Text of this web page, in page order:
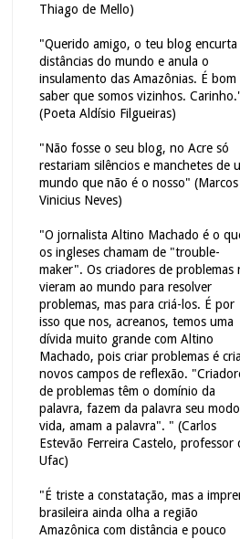
Thiago de Mello)
"Querido amigo, o teu blog encurta
distâncias do mundo e anula o
insulamento das Amazônias. É bom
saber que somos vizinhos.
(Poeta Aldísio Filgueiras)
"Não fosse o seu blog, no Acre só
restariam silêncios e manchetes de
mundo que não é o nosso" (Marcos
Vinicius Neves)
"O jornalista Altino Machado é o
os ingleses chamam de "trouble-
maker". Os criadores de problemas
vieram ao mundo para resolver
problemas, mas para criá-los. É por
isso que nos, acreanos, temos uma
dívida muito grande com Altino
Machado, pois criar problemas é
novos campos de reflexão.
de problemas têm o domínio da
palavra, fazem da palavra seu
vida, amam a palavra". " (Carlos
Estevão Ferreira Castelo, professor
Ufac)
"É triste a constatação, mas a
brasileira ainda olha a região
Amazônica com distância e pouco